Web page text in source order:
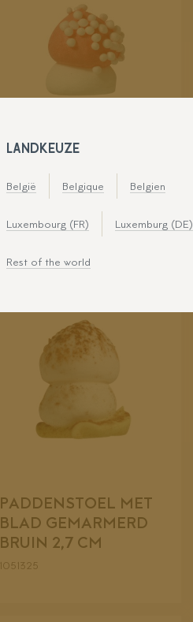
PADDENSTOEL 1,8 CM
1051311
PADDENSTOEL MET
BLAD GEMARMERD
BRUIN 2,7 CM
1051325
LANDKEUZE
België Belgique Belgien
Luxembourg (FR) Luxemburg (DE)
Rest of the world